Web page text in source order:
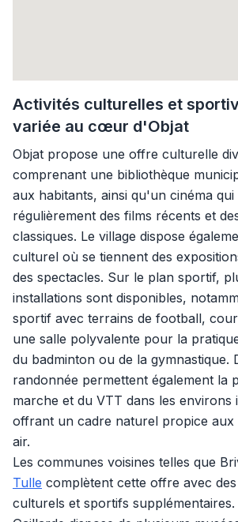
Activités culturelles et
variée au cœur d'Objat
Objat propose une offre culturelle
comprenant une bibliothèque
aux habitants, ainsi qu'un cinéma qui
régulièrement des films récents et
classiques. Le village dispose
culturel où se tiennent des
des spectacles. Sur le plan sportif,
installations sont disponibles,
sportif avec terrains de football,
une salle polyvalente pour la
du badminton ou de la gymnastique.
randonnée permettent également la
marche et du VTT dans les environs
offrant un cadre naturel propice aux
air.
Les communes voisines telles que
Tulle complètent cette offre avec
culturels et sportifs